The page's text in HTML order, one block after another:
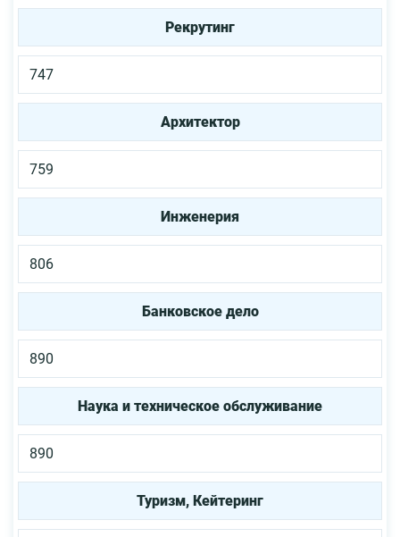
Рекрутинг
747
Архитектор
759
Инженерия
806
Банковское дело
890
Наука и техническое обслуживание
890
Туризм, Кейтеринг